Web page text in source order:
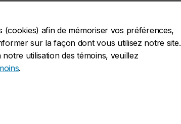
(cookies) afin de mémoriser vos préférences,
sur la façon dont vous utilisez notre site.
utilisation des témoins, veuillez
.
ou le
Centre de défense des
des étudiants et
.